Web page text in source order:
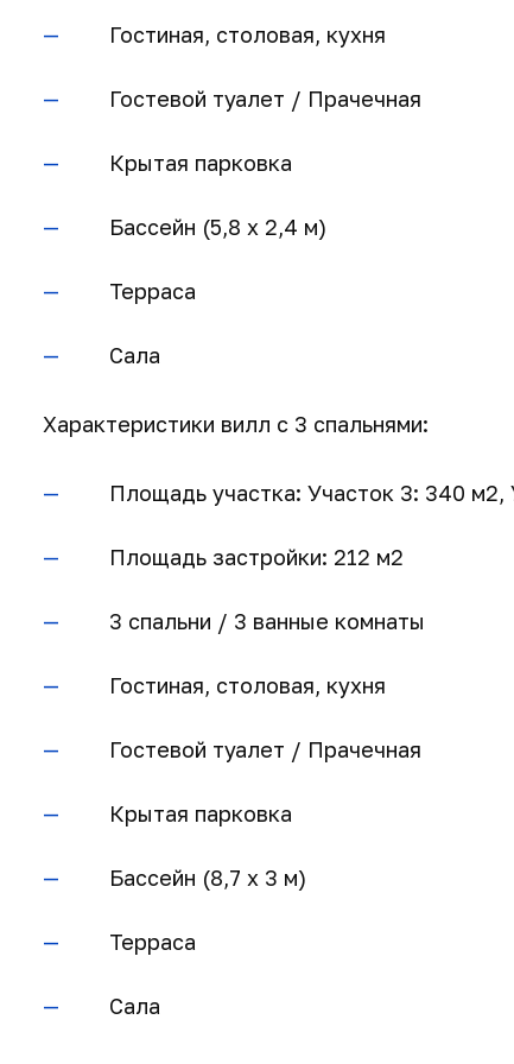
Гостиная, столовая, кухня
Гостевой туалет / Прачечная
Крытая парковка
Бассейн (5,8 x 2,4 м)
Терраса
Сала
Характеристики вилл с 3 спальнями:
Площадь участка: Участок 3: 340 м2,
Площадь застройки: 212 м2
3 спальни / 3 ванные комнаты
Гостиная, столовая, кухня
Гостевой туалет / Прачечная
Крытая парковка
Бассейн (8,7 x 3 м)
Терраса
Сала